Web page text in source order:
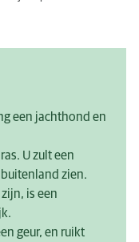
een jachthond en
U zult een
zien.
is een
geur, en ruikt